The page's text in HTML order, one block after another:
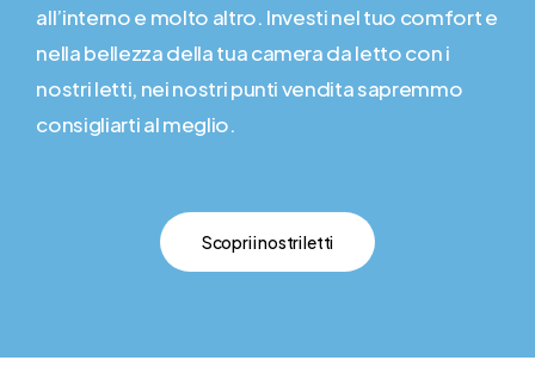
all’interno e molto altro. Investi nel tuo comfort e
nella bellezza della tua camera da letto con i
nostri letti, nei nostri punti vendita sapremmo
consigliarti al meglio.
Scopri i nostri letti